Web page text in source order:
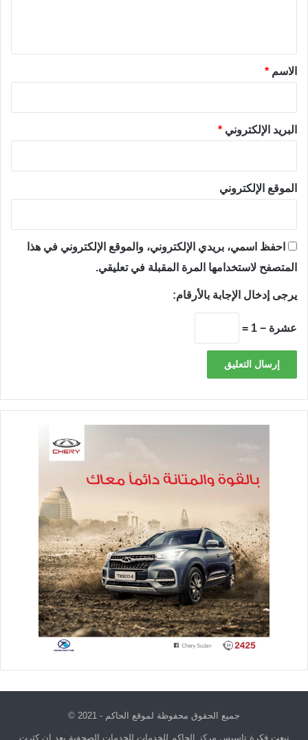
*الاسم *
البريد الإلكتروني *
الموقع الإلكتروني
احفظ اسمي، بريدي الإلكتروني، والموقع الإلكتروني في هذا
المتصفح لاستخدامها المرة المقبلة في تعليقي.
يرجى إدخال الإجابة بالأرقام:
عشرة − 1 =
جميع الحقوق محفوظة لموقع الحاكم - 2021 ©
نبعت فكرة تاسيس مركز الحاكم للخدمات للخدمات الصحفية بعد ان كثرت